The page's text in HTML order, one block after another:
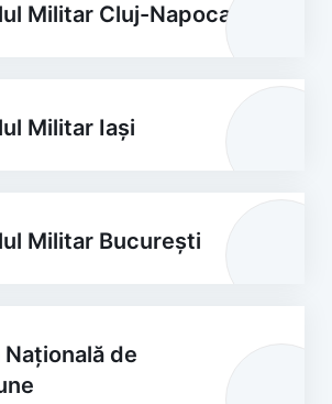
Militar Cluj-Napoca
Militar Iași
Militar București
de